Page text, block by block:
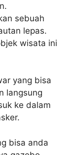
sebuah
lepas.
wisata ini
yang bisa
langsung
ke dalam
bisa anda